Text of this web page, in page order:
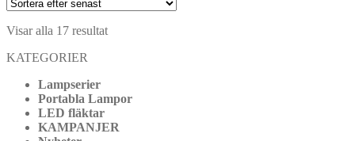
Visar alla 17 resultatSortera
KATEGORIER
Lampserier
Portabla Lampor
LED fläktar
KAMPANJER